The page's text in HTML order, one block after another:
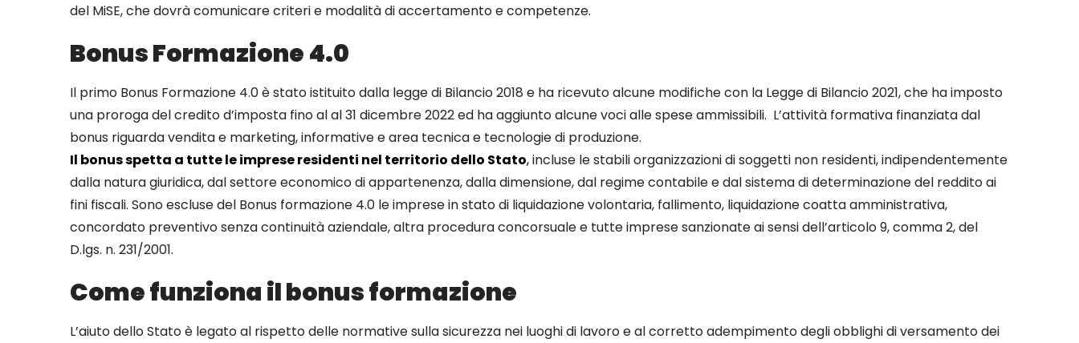
del MiSE, che dovrà comunicare criteri e modalità di accertamento e competenze.
Bonus Formazione 4.0
Il primo Bonus Formazione 4.0 è stato istituito dalla legge di Bilancio 2018 e ha ricevuto alcune modifiche con la Legge di Bilancio 2021, che ha imposto
una proroga del credito d’imposta fino al al 31 dicembre 2022 ed ha aggiunto alcune voci alle spese ammissibili. L’attività formativa finanziata dal
bonus riguarda vendita e marketing, informative e area tecnica e tecnologie di produzione.
Il bonus spetta a tutte le imprese residenti nel territorio dello Stato,incluse le stabili organizzazioni di soggetti non residenti, indipendentemente
dalla natura giuridica, dal settore economico di appartenenza, dalla dimensione, dal regime contabile e dal sistema di determinazione del reddito ai
fini fiscali. Sono escluse del Bonus formazione 4.0 le imprese in stato di liquidazione volontaria, fallimento, liquidazione coatta amministrativa,
concordato preventivo senza continuità aziendale, altra procedura concorsuale e tutte imprese sanzionate ai sensi dell’articolo 9, comma 2, del
D.lgs. n. 231/2001.
Come funziona il bonus formazione
L’aiuto dello Stato è legato al rispetto delle normative sulla sicurezza nei luoghi di lavoro e al corretto adempimento degli obblighi di versamento dei